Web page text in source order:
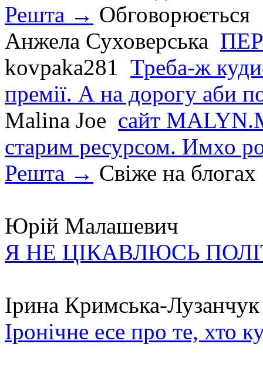
Решта → Обговорюється
Анжела Суховерська
kovpaka281 Треба-ж
премії. А на дорогу аби
Malina Joe сайт
старим ресурсом. Имхо
Решта → Свіже на блогах
Юрій Малашевич
Я НЕ ЦІКАВЛЮСЬ
Ірина Кримська-Лузанчук
Іронічне есе про те, хто